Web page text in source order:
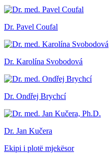
Dr. Pavel Coufal
Dr. Karolína Svobodová
Dr. Ondřej Brychcí
Dr. Jan Kučera
Ekipi i plotë mjekësor